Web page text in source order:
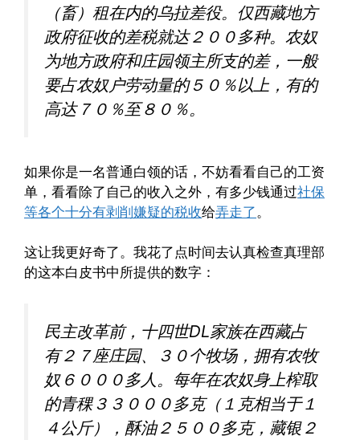
（畜）租在内的乌拉差役。仅西藏地方
政府征收的差税就达２００多种。农奴
为地方政府和庄园领主所支的差，一般
要占农奴户劳动量的５０％以上，有的
高达７０％至８０％。
如果你是一名普通白领的话，不妨看看自己的工资
单，看看除了自己的收入之外，有多少钱通过社保
等各个十分有剥削嫌疑的税收给弄走了 。
这让我更好奇了。我花了点时间去认真检查真理部
的这本白皮书中所提供的数字：
民主改革前，十四世DL家族在西藏占
有２７座庄园、３０个牧场，拥有农牧
奴６０００多人。每年在农奴身上榨取
的青稞３３０００多克（１克相当于１
４公斤），酥油２５００多克，藏银２